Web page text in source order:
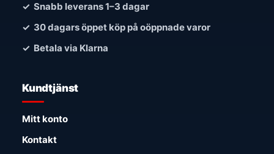
✓ Snabb leverans 1–3 dagar
✓ 30 dagars öppet köp på oöppnade varor
✓ Betala via Klarna
Kundtjänst
Mitt konto
Kontakt